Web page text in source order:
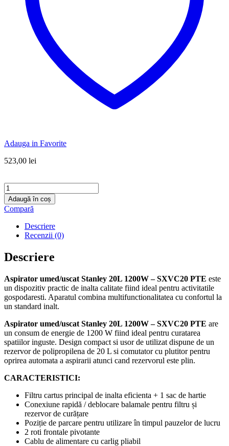
Adauga in Favorite
523,00 lei
Cantitate
Aspirator
umed/uscat
Stanley
1200W
SXVC20
PTE
Adaugă în coș
Compară
Descriere
Recenzii (0)
Descriere
Aspirator umed/uscat Stanley 20L 1200W – SXVC20 PTE este
un dispozitiv practic de inalta calitate fiind ideal pentru activitatile
gospodaresti. Aparatul combina multifunctionalitatea cu confortul la
un standard inalt.
Aspirator umed/uscat Stanley 20L 1200W – SXVC20 PTE are
un consum de energie de 1200 W fiind ideal pentru curatarea
spatiilor inguste. Design compact si usor de utilizat dispune de un
rezervor de polipropilena de 20 L si comutator cu plutitor pentru
oprirea automata a aspirarii atunci cand rezervorul este plin.
CARACTERISTICI:
Filtru cartus principal de inalta eficienta + 1 sac de hartie
Conexiune rapidă / deblocare balamale pentru filtru și
rezervor de curățare
Poziție de parcare pentru utilizare în timpul pauzelor de lucru
2 roti frontale pivotante
Cablu de alimentare cu carlig pliabil